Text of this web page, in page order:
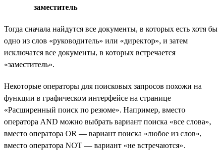
заместитель
Тогда сначала найдутся все документы, в которых есть хотя бы
одно из слов «руководитель» или «директор», и затем
исключатся все документы, в которых встречается
«заместитель».
Некоторые операторы для поисковых запросов похожи на
функции в графическом интерфейсе на странице
«Расширенный поиск по резюме». Например, вместо
оператора AND можно выбрать вариант поиска «все слова»,
вместо оператора OR — вариант поиска «любое из слов»,
вместо оператора NOT — вариант «не встречаются».